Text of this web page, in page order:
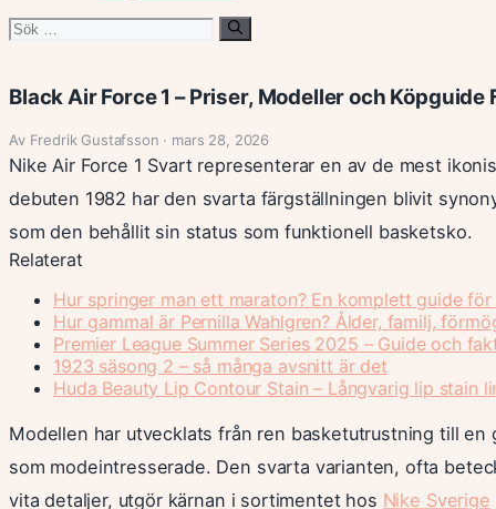
Sök
Black Air Force 1 – Priser, Modeller och Köpguide
Av Fredrik Gustafsson · mars 28, 2026
Nike Air Force 1 Svart representerar en av de mest
debuten 1982 har den svarta färgställningen blivit
som den behållit sin status som funktionell basketsko.
Relaterat
Hur springer man ett maraton? En komplett guide
Hur gammal är Pernilla Wahlgren? Ålder, familj,
Premier League Summer Series 2025 – Guide och
1923 säsong 2 – så många avsnitt är det
Huda Beauty Lip Contour Stain – Långvarig lip stain
Modellen har utvecklats från ren basketutrustning till
som modeintresserade. Den svarta varianten, ofta
vita detaljer, utgör kärnan i sortimentet hos Nike Sverige